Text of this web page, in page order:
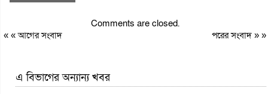
Comments are closed.
« «আগের সংবাদ পরের সংবাদ» »
এ বিভাগের অন্যান্য খবর